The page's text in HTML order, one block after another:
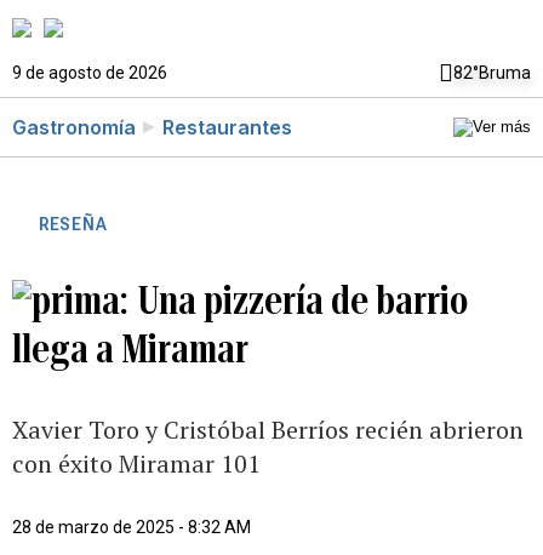
9 de agosto de 2026 82°Bruma
Gastronomía Restaurantes
RESEÑA
Una pizzería de barrio
llega a Miramar
Xavier Toro y Cristóbal Berríos recién abrieron
con éxito Miramar 101
28 de marzo de 2025 - 8:32 AM